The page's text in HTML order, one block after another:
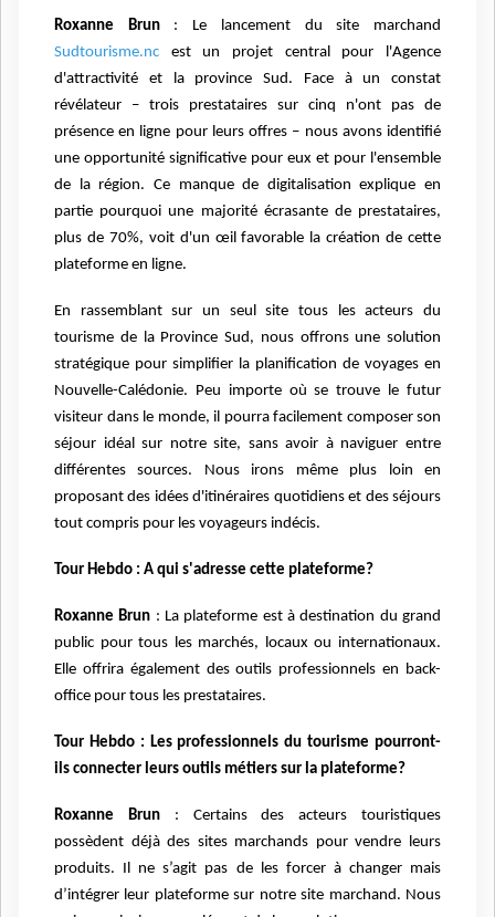
Roxanne Brun : Le lancement du site marchand
Sudtourisme.nc est un projet central pour l'Agence
d'attractivité et la province Sud. Face à un constat
révélateur – trois prestataires sur cinq n'ont pas de
présence en ligne pour leurs offres – nous avons identifié
une opportunité significative pour eux et pour l'ensemble
de la région. Ce manque de digitalisation explique en
partie pourquoi une majorité écrasante de prestataires,
plus de 70%, voit d'un œil favorable la création de cette
plateforme en ligne.
En rassemblant sur un seul site tous les acteurs du
tourisme de la Province Sud, nous offrons une solution
stratégique pour simplifier la planification de voyages en
Nouvelle-Calédonie. Peu importe où se trouve le futur
visiteur dans le monde, il pourra facilement composer son
séjour idéal sur notre site, sans avoir à naviguer entre
différentes sources. Nous irons même plus loin en
proposant des idées d'itinéraires quotidiens et des séjours
tout compris pour les voyageurs indécis.
Tour Hebdo : A qui s'adresse cette plateforme?
Roxanne Brun : La plateforme est à destination du grand
public pour tous les marchés, locaux ou internationaux.
Elle offrira également des outils professionnels en back-
office pour tous les prestataires.
Tour Hebdo : Les professionnels du tourisme pourront-
ils connecter leurs outils métiers sur la plateforme?
Roxanne Brun: Certains des acteurs touristiques
possèdent déjà des sites marchands pour vendre leurs
produits. Il ne s’agit pas de les forcer à changer mais
d’intégrer leur plateforme sur notre site marchand. Nous